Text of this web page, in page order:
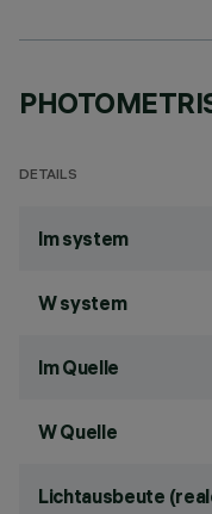
DETAILS
lm system
W system
lm Quelle
W Quelle
Lichtausbeute